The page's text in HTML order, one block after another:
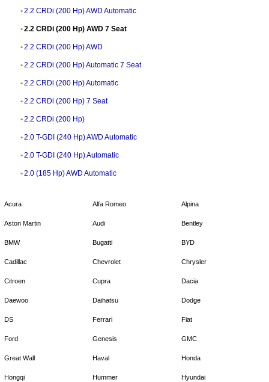
2.2 CRDi (200 Hp) AWD Automatic
2.2 CRDi (200 Hp) AWD 7 Seat
2.2 CRDi (200 Hp) AWD
2.2 CRDi (200 Hp) Automatic 7 Seat
2.2 CRDi (200 Hp) Automatic
2.2 CRDi (200 Hp) 7 Seat
2.2 CRDi (200 Hp)
2.0 T-GDI (240 Hp) AWD Automatic
2.0 T-GDI (240 Hp) Automatic
2.0 (185 Hp) AWD Automatic
Acura Alfa Romeo Alpina
Aston Martin Audi Bentley
BMW Bugatti BYD
Cadillac Chevrolet Chrysler
Citroen Cupra Dacia
Daewoo Daihatsu Dodge
DS Ferrari Fiat
Ford Genesis GMC
Great Wall Haval Honda
Hongqi Hummer Hyundai